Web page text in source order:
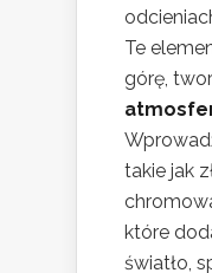
Te
górę,
takie jak
które
światło,